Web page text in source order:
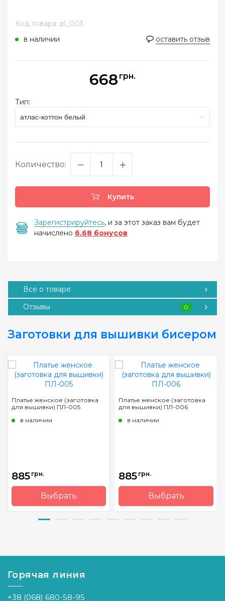
Код товара: pl_003
в наличии
оставить отзыв
668 грн.
Тип:
атлас-коттон белый
Количество:
Купить
Зарегистрируйтесь, и за этот заказ вам будет
начислено 6.68 бонусов
Все о товаре
Отзывы
0
Заготовки для вышивки бисером
Платье женское (заготовка
для вышивки) ПЛ-005
в наличии
885 грн.
Выбрать
Бренд
Барвиста
Платье женское (заготовка
для вышивки) ПЛ-006
в наличии
885 грн.
Выбрать
Бренд
Барвиста
Горячая линия
+38 (068) 680-58-95